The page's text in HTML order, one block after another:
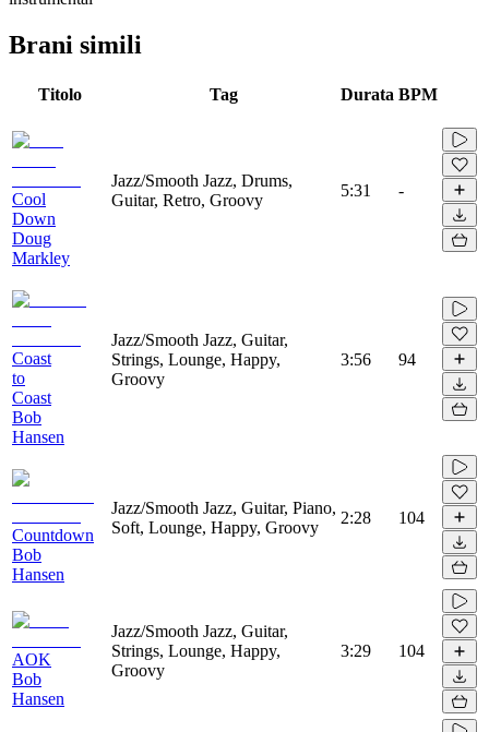
Brani simili
Titolo Tag Durata BPM
Cool
Down
Doug
Markley
Jazz/Smooth Jazz, Drums,
Guitar, Retro, Groovy
5:31 -
Coast
to
Coast
Bob
Hansen
Jazz/Smooth Jazz, Guitar,
Strings, Lounge, Happy,
Groovy
3:56 94
Countdown
Bob
Hansen
Jazz/Smooth Jazz, Guitar, Piano,
Soft, Lounge, Happy, Groovy
2:28 104
AOK
Bob
Hansen
Jazz/Smooth Jazz, Guitar,
Strings, Lounge, Happy,
Groovy
3:29 104